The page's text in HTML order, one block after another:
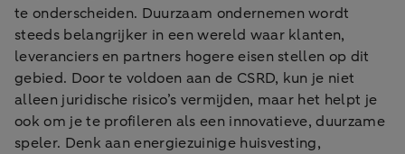
te onderscheiden. Duurzaam ondernemen wordt
steeds belangrijker in een wereld waar klanten,
leveranciers en partners hogere eisen stellen op dit
gebied. Door te voldoen aan de CSRD, kun je niet
alleen juridische risico’s vermijden, maar het helpt je
ook om je te profileren als een innovatieve, duurzame
speler. Denk aan energiezuinige huisvesting,